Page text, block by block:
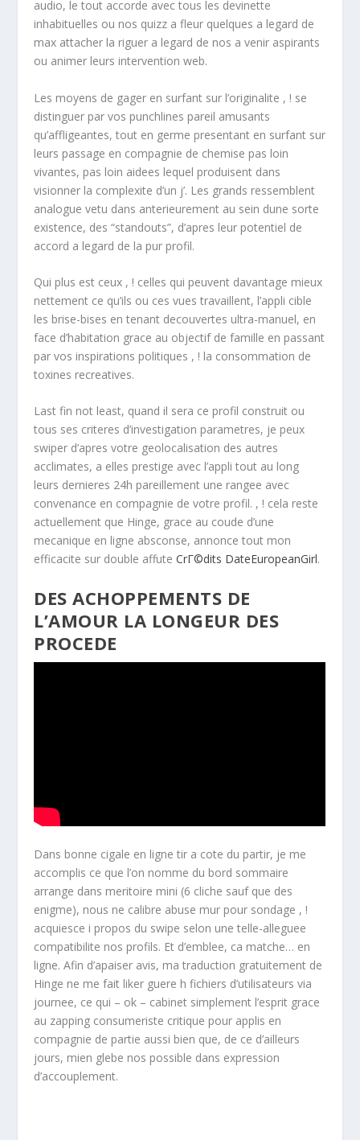
audio, le tout accorde avec tous les devinette
inhabituelles ou nos quizz a fleur quelques a legard de
max attacher la riguer a legard de nos a venir aspirants
ou animer leurs intervention web.
Les moyens de gager en surfant sur l’originalite , ! se
distinguer par vos punchlines pareil amusants
qu’affligeantes, tout en germe presentant en surfant sur
leurs passage en compagnie de chemise pas loin
vivantes, pas loin aidees lequel produisent dans
visionner la complexite d’un j’. Les grands ressemblent
analogue vetu dans anterieurement au sein dune sorte
existence, des “standouts”, d’apres leur potentiel de
accord a legard de la pur profil.
Qui plus est ceux , ! celles qui peuvent davantage mieux
nettement ce qu’ils ou ces vues travaillent, l’appli cible
les brise-bises en tenant decouvertes ultra-manuel, en
face d’habitation grace au objectif de famille en passant
par vos inspirations politiques , ! la consommation de
toxines recreatives.
Last fin not least, quand il sera ce profil construit ou
tous ses criteres d’investigation parametres, je peux
swiper d’apres votre geolocalisation des autres
acclimates, a elles prestige avec l’appli tout au long
leurs dernieres 24h pareillement une rangee avec
convenance en compagnie de votre profil. , ! cela reste
actuellement que Hinge, grace au coude d’une
mecanique en ligne absconse, annonce tout mon
efficacite sur double affuteCrГ©dits DateEuropeanGirl.
DES ACHOPPEMENTS DE
L’AMOUR LA LONGEUR DES
PROCEDE
Dans bonne cigale en ligne tir a cote du partir, je me
accomplis ce que l’on nomme du bord sommaire
arrange dans meritoire mini (6 cliche sauf que des
enigme), nous ne calibre abuse mur pour sondage , !
acquiesce i propos du swipe selon une telle-alleguee
compatibilite nos profils. Et d’emblee, ca matche… en
ligne. Afin d’apaiser avis, ma traduction gratuitement de
Hinge ne me fait liker guere h fichiers d’utilisateurs via
journee, ce qui – ok – cabinet simplement l’esprit grace
au zapping consumeriste critique pour applis en
compagnie de partie aussi bien que, de ce d’ailleurs
jours, mien glebe nos possible dans expression
d’accouplement.